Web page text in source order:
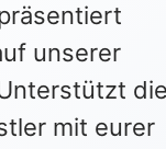
unserer
mit eurer